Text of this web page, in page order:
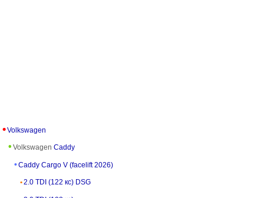
Volkswagen
Volkswagen Caddy
Caddy Cargo V (facelift 2026)
2.0 TDI (122 кс) DSG